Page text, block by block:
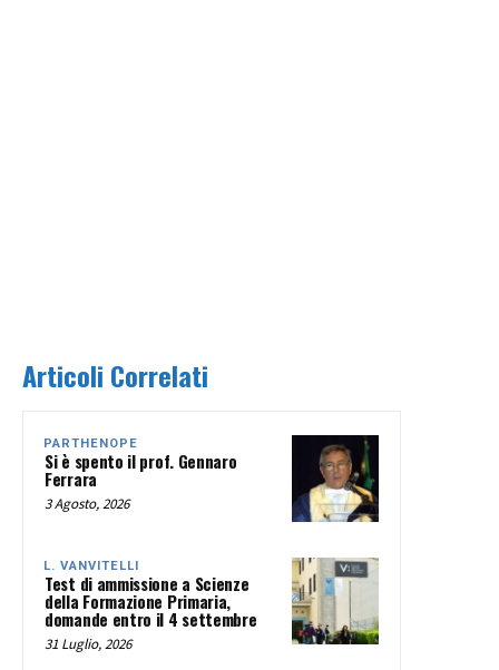
Articoli Correlati
PARTHENOPE
Si è spento il prof. Gennaro
Ferrara
3 Agosto, 2026
L. VANVITELLI
Test di ammissione a Scienze
della Formazione Primaria,
domande entro il 4 settembre
31 Luglio, 2026